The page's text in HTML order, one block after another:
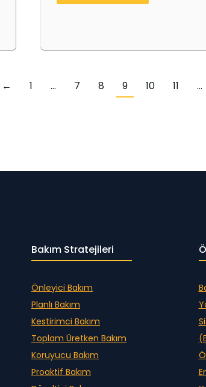
← 1 … 7 8 9 10 11 …
Bakım Stratejileri
Önleyici Bakım
Planlı Bakım
Kestirimci Bakım
Toplam Üretken Bakım
Koruyucu Bakım
Proaktif Bakım